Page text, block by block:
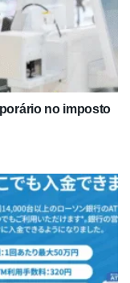
no imposto